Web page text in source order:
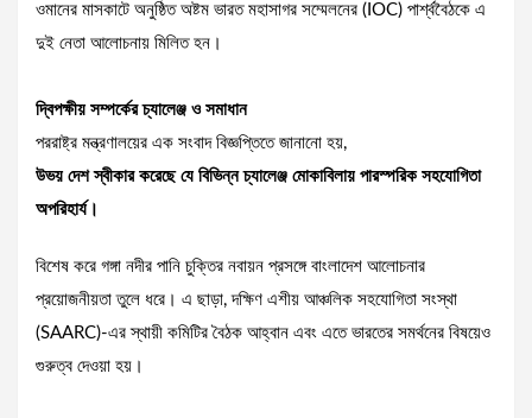
ওমানের মাসকাটে অনুষ্ঠিত অষ্টম ভারত মহাসাগর সম্মেলনের (IOC) পার্শ্ববৈঠকে এ
দুই নেতা আলোচনায় মিলিত হন।
দ্বিপক্ষীয় সম্পর্কের চ্যালেঞ্জ ও সমাধান
পররাষ্ট্র মন্ত্রণালয়ের এক সংবাদ বিজ্ঞপ্তিতে জানানো হয়,
উভয় দেশ স্বীকার করেছে যে বিভিন্ন চ্যালেঞ্জ মোকাবিলায় পারস্পরিক সহযোগিতা
অপরিহার্য।
বিশেষ করে গঙ্গা নদীর পানি চুক্তির নবায়ন প্রসঙ্গে বাংলাদেশ আলোচনার
প্রয়োজনীয়তা তুলে ধরে। এ ছাড়া, দক্ষিণ এশীয় আঞ্চলিক সহযোগিতা সংস্থা
(SAARC)-এর স্থায়ী কমিটির বৈঠক আহ্বান এবং এতে ভারতের সমর্থনের বিষয়েও
গুরুত্ব দেওয়া হয়।